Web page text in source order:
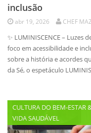
inclusão
abr 19, 2026 CHEF
✨ LUMINISCENCE – Luzes
foco em acessibilidade e
sobre a história e acordes
da Sé, o espetáculo
CULTURA DO BEM-ESTAR
VIDA SAUDÁVEL